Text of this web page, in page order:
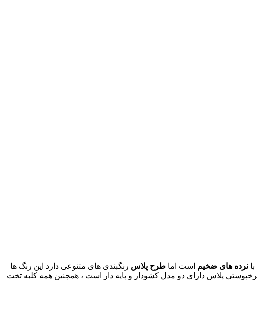
با نرده های ضخیم است اما طرح پلاس رنگبندی های متنوعی دارد این رنگ ها
پلاس دارای دو مدل کشودار و پایه دار است ، همچنین همه کلبه تخت